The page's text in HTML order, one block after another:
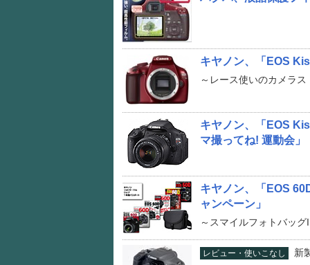
キヤノン、「EOS
～レース使いのカメラ
キヤノン、「EOS
マ撮ってね! 運動会」
キヤノン、「EOS
ャンペーン」
～スマイルフォトバッ
レビュー・使いこなし 新